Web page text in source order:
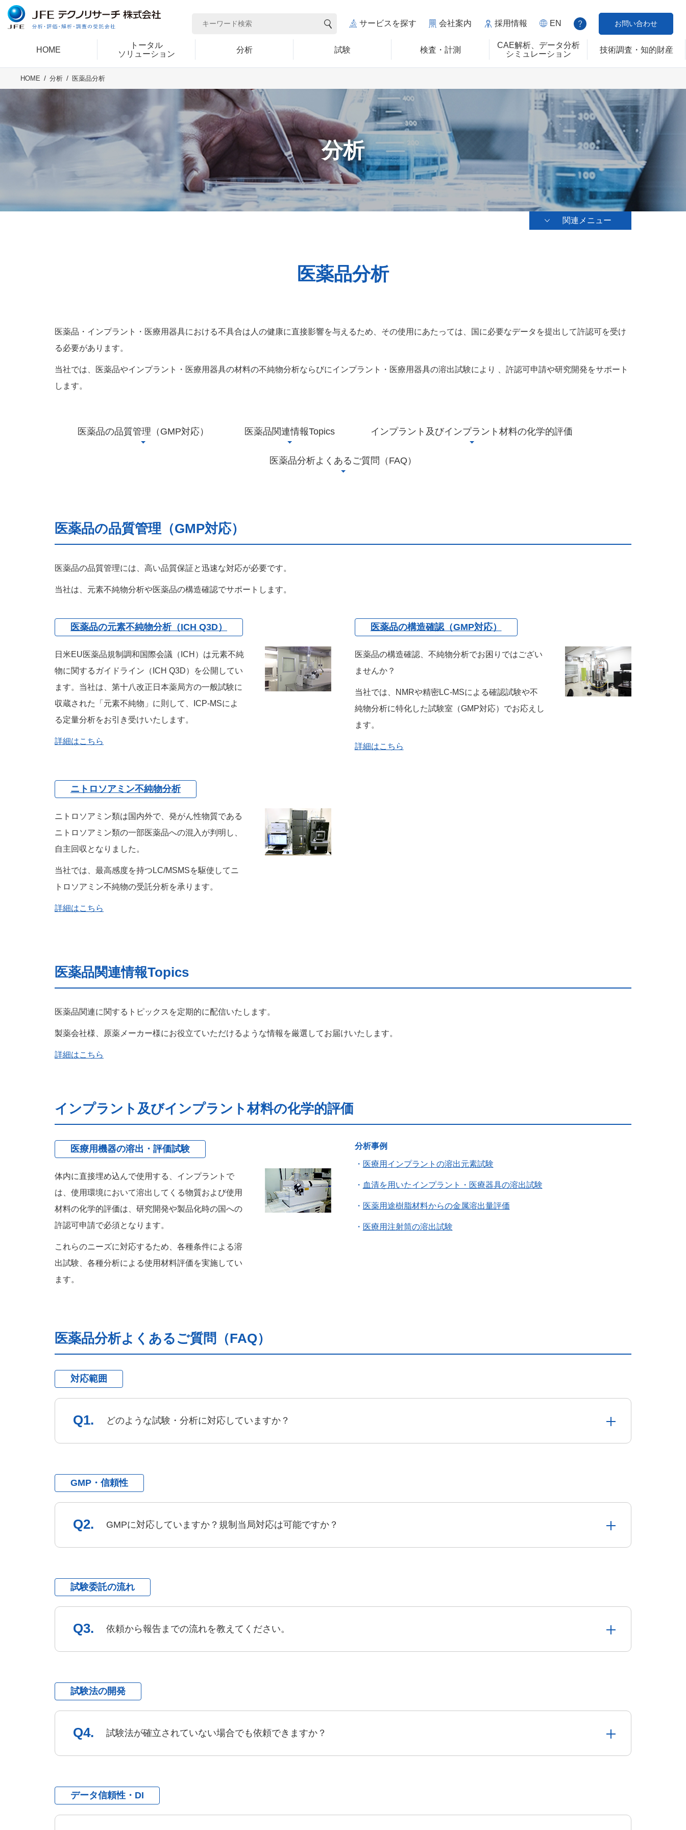
HOME
トータル
ソリューション
分析 試験 検査・計測
CAE解析、データ分析
シミュレーション
技術調査・知的財産
サービスを探す 会社案内 採用情報 EN お問い合わせ
HOME 分析 医薬品分析
分析
関連メニュー
医薬品分析
医薬品・インプラント・医療用器具における不具合は人の健康に直接影響を与えるため、その使用にあたっては、国に必要なデータを提出して許認可を受け
る必要があります。
当社では、医薬品やインプラント・医療用器具の材料の不純物分析ならびにインプラント・医療用器具の溶出試験により 、許認可申請や研究開発をサポート
します。
医薬品の品質管理（GMP対応） 医薬品関連情報Topics インプラント及びインプラント材料の化学的評価
医薬品分析よくあるご質問（FAQ）
医薬品の品質管理（GMP対応）
医薬品の品質管理には、高い品質保証と迅速な対応が必要です。
当社は、元素不純物分析や医薬品の構造確認でサポートします。
医薬品の元素不純物分析（ICH Q3D）
日米EU医薬品規制調和国際会議（ICH）は元素不純
物に関するガイドライン（ICH Q3D）を公開してい
ます。当社は、第十八改正日本薬局方の一般試験に
収蔵された「元素不純物」に則して、ICP-MSによ
る定量分析をお引き受けいたします。
詳細はこちら
医薬品の構造確認（GMP対応）
医薬品の構造確認、不純物分析でお困りではござい
ませんか？
当社では、NMRや精密LC-MSによる確認試験や不
純物分析に特化した試験室（GMP対応）でお応えし
ます。
詳細はこちら
ニトロソアミン不純物分析
ニトロソアミン類は国内外で、発がん性物質である
ニトロソアミン類の一部医薬品への混入が判明し、
自主回収となりました。
当社では、最高感度を持つLC/MSMSを駆使してニ
トロソアミン不純物の受託分析を承ります。
詳細はこちら
医薬品関連情報Topics
医薬品関連に関するトピックスを定期的に配信いたします。
製薬会社様、原薬メーカー様にお役立ていただけるような情報を厳選してお届けいたします。
詳細はこちら
インプラント及びインプラント材料の化学的評価
医療用機器の溶出・評価試験
体内に直接埋め込んで使用する、インプラントで
は、使用環境において溶出してくる物質および使用
材料の化学的評価は、研究開発や製品化時の国への
許認可申請で必須となります。
これらのニーズに対応するため、各種条件による溶
出試験、各種分析による使用材料評価を実施してい
ます。
分析事例
医療用インプラントの溶出元素試験
血清を用いたインプラント・医療器具の溶出試験
医薬用途樹脂材料からの金属溶出量評価
医療用注射筒の溶出試験
医薬品分析よくあるご質問（FAQ）
対応範囲
Q1. どのような試験・分析に対応していますか？
GMP・信頼性
Q2. GMPに対応していますか？規制当局対応は可能ですか？
試験委託の流れ
Q3. 依頼から報告までの流れを教えてください。
試験法の開発
Q4. 試験法が確立されていない場合でも依頼できますか？
データ信頼性・DI